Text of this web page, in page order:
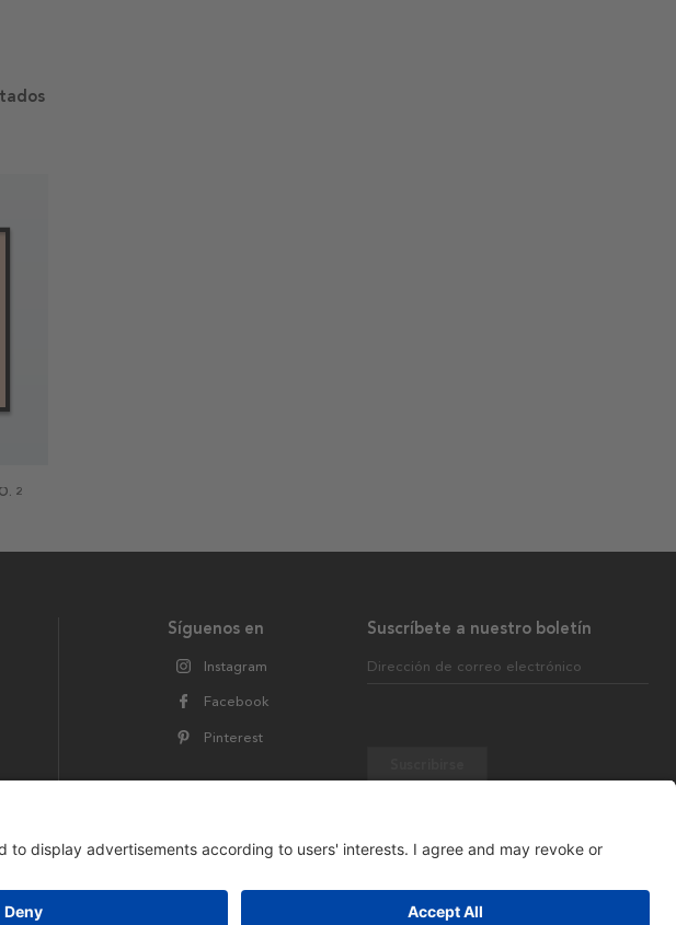
2
Suscríbete a nuestro boletín
Dirección de correo electrónico
Síguenos en
Instagram
Facebook
Pinterest